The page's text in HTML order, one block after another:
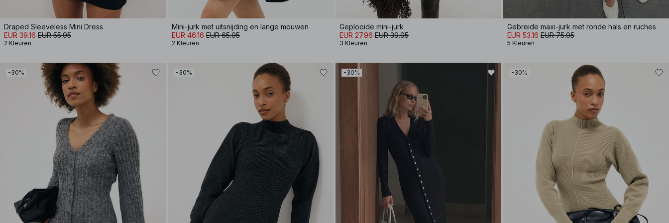
Draped Sleeveless Mini Dress
EUR 39.16 EUR 55.95
2 Kleuren
Mini-jurk met uitsnijding en lange mouwen
EUR 46.16 EUR 65.95
2 Kleuren
Geplooide mini-jurk
EUR 27.96 EUR 39.95
3 Kleuren
Gebreide maxi-jurk met ronde hals en ruches
EUR 53.16 EUR 75.95
5 Kleuren
-30% -30% -30% -30%